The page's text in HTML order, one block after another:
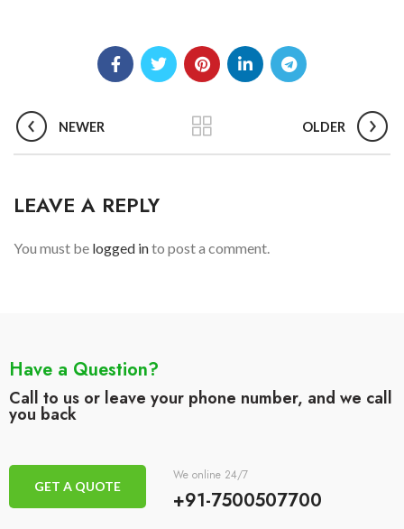
NEWER OLDER
LEAVE A REPLY
You must be logged into post a comment.
Have a Question?
Call to us or leave your phone number, and we call
you back
GET A QUOTE
We online 24/7
+91-7500507700